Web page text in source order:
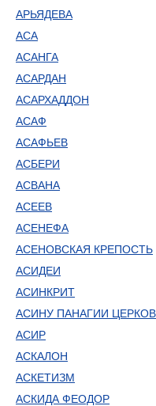
АРЬЯДЕВА
АСА
АСАНГА
АСАРДАН
АСАРХАДДОН
АСАФ
АСАФЬЕВ
АСБЕРИ
АСВАНА
АСЕЕВ
АСЕНЕФА
АСЕНОВСКАЯ КРЕПОСТЬ
АСИДЕИ
АСИНКРИТ
АСИНУ ПАНАГИИ
АСИР
АСКАЛОН
АСКЕТИЗМ
АСКИДА ФЕОДОР